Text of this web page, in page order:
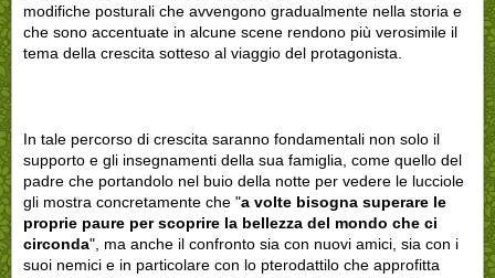
modifiche posturali che avvengono gradualmente nella storia e
che sono accentuate in alcune scene rendono più verosimile il
tema della crescita sotteso al viaggio del protagonista.
In tale percorso di crescita saranno fondamentali non solo il
supporto e gli insegnamenti della sua famiglia, come quello del
padre che portandolo nel buio della notte per vedere le lucciole
gli mostra concretamente che "a volte bisogna superare le
proprie paure per scoprire la bellezza del mondo che ci
circonda", ma anche il confronto sia con nuovi amici, sia con i
suoi nemici e in particolare con lo pterodattilo che approfitta